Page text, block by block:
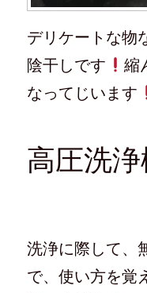
デリケートな物
陰干しです
縮
なってじいます
高圧洗
洗浄に際して、
で、使い方を覚